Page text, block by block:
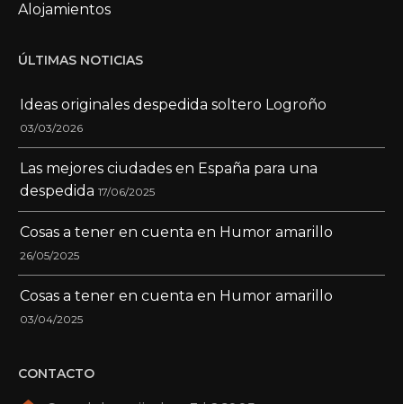
Alojamientos
ÚLTIMAS NOTICIAS
Ideas originales despedida soltero Logroño
03/03/2026
Las mejores ciudades en España para una
despedida 17/06/2025
Cosas a tener en cuenta en Humor amarillo
26/05/2025
Cosas a tener en cuenta en Humor amarillo
03/04/2025
CONTACTO